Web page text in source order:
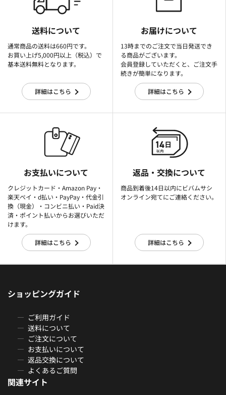
送料について
通常商品の送料は660円です。
お買い上げ5,000円以上（税込）で
基本送料無料となります。
詳細はこちら
お届けについて
13時までのご注文で当日発送でき
る商品がございます。
会員登録していただくと、ご注文手
続きが簡単になります。
詳細はこちら
お支払いについて
クレジットカード・Amazon Pay・
楽天ぺイ・d払い・PayPay・代金引
換（現金）・コンビニ払い・Paid決
済・ポイント払いからお選びいただ
けます。
詳細はこちら
返品・交換について
商品到着後14日以内にビバムサシ
オンライン宛てにご連絡ください。
詳細はこちら
ショッピングガイド
ご利用ガイド
送料について
ご注文について
お支払いについて
返品交換について
よくあるご質問
関連サイト